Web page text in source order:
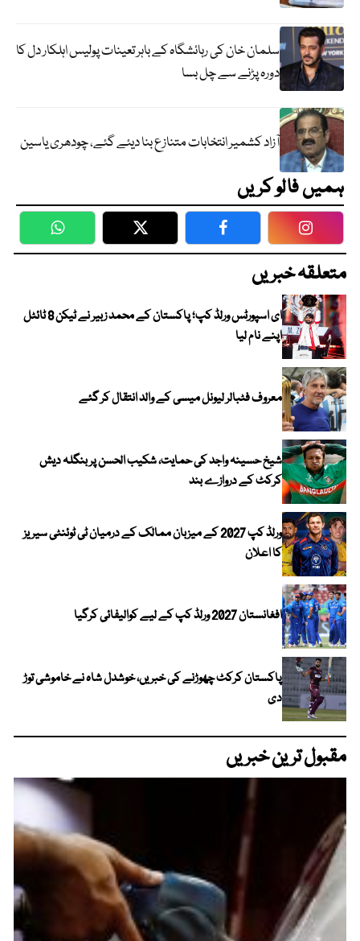
سلمان خان کی رہائشگاہ کے باہر تعینات پولیس اہلکار دل کا
دورہ پڑنے سے چل بسا
آزاد کشمیر انتخابات متنازع بنا دیئے گئے، چودھری یاسین
ہمیں فالو کریں
WhatsApp Twitter Facebook
متعلقہ خبریں
ای اسپورٹس ورلڈ کپ؛ پاکستان کے محمد زبیر نے ٹیکن 8 ٹائٹل
اپنے نام لیا
معروف فٹبالر لیونل میسی کے والد انتقال کر گئے
شیخ حسینہ واجد کی حمایت، شکیب الحسن پر بنگلہ دیش
کرکٹ کے دروازے بند
ورلڈ کپ 2027 کے میزبان ممالک کے درمیان ٹی ٹوئنٹی سیریز
کا اعلان
افغانستان 2027 ورلڈ کپ کے لیے کوالیفائی کرگیا
پاکستان کرکٹ چھوڑنے کی خبریں، خوشدل شاہ نے خاموشی توڑ
دی
مقبول ترین خبریں